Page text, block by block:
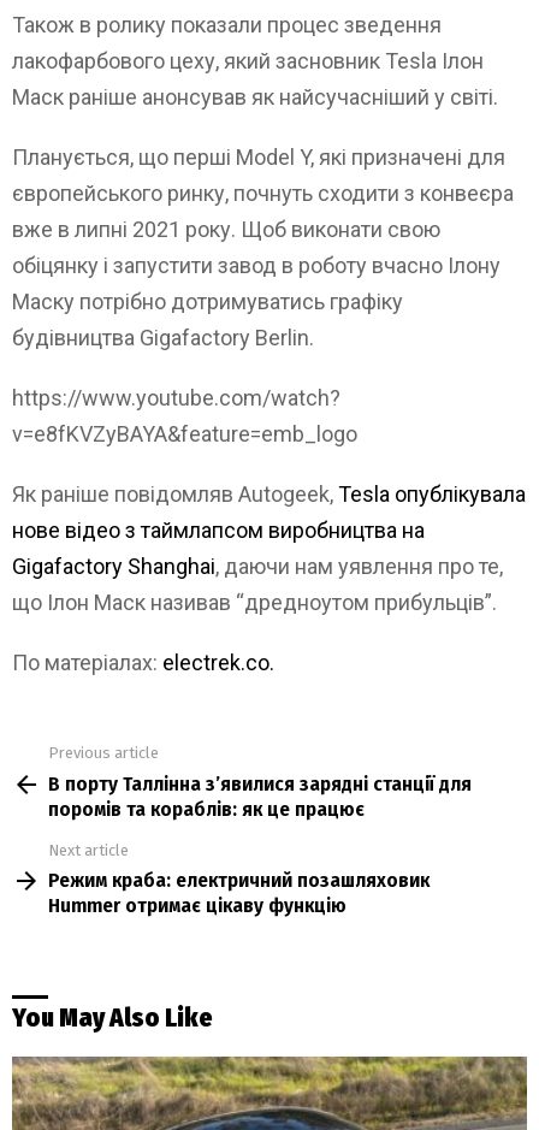
Також в ролику показали процес зведення
лакофарбового цеху, який засновник Tesla Ілон
Маск раніше анонсував як найсучасніший у світі.
Планується, що перші Model Y, які призначені для
європейського ринку, почнуть сходити з конвеєра
вже в липні 2021 року. Щоб виконати свою
обіцянку і запустити завод в роботу вчасно Ілону
Маску потрібно дотримуватись графіку
будівництва Gigafactory Berlin.
https://www.youtube.com/watch?
v=e8fKVZyBAYA&feature=emb_logo
Як раніше повідомляв Autogeek,Tesla опублікувала
нове відео з таймлапсом виробництва на
Gigafactory Shanghai, даючи нам уявлення про те,
що Ілон Маск називав “дредноутом прибульців”.
По матеріалах: electrek.co.
more
Previous article
В порту Таллінна з’явилися зарядні станції для
поромів та кораблів: як це працює
Next article
Режим краба: електричний позашляховик
Hummer отримає цікаву функцію
You May Also Like